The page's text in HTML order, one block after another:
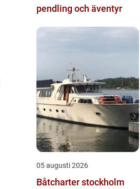
pendling och äventyr
05 augusti 2026
Båtcharter stockholm